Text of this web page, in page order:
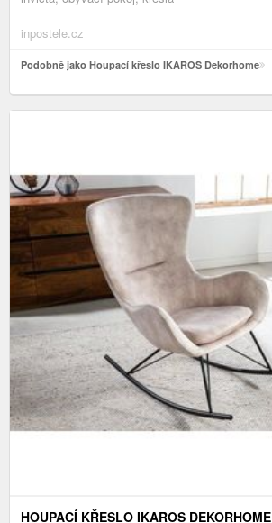
inpostele.cz
Podobně jako Houpací křeslo IKAROS Dekorhome
HOUPACÍ KŘESLO IKAROS DEKORHOME